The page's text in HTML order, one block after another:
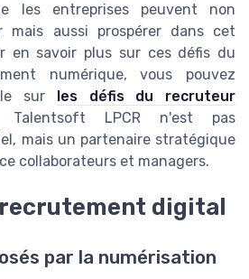
les entreprises peuvent non
mais aussi prospérer dans cet
en savoir plus sur ces défis du
numérique, vous pouvez
sur
les défis du recruteur
LPCR n'est pas
mais un partenaire stratégique
collaborateurs et managers.
recrutement digital
par la numérisation